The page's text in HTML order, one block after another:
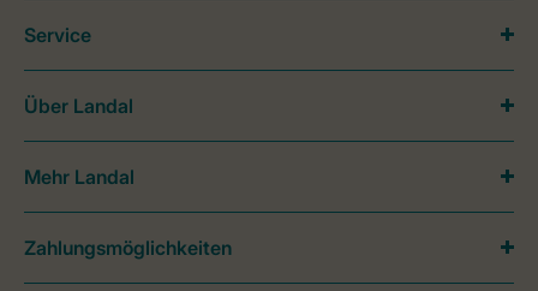
Service
Über Landal
Mehr Landal
Zahlungsmöglichkeiten